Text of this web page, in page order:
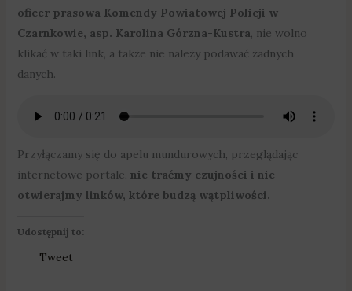
oficer prasowa Komendy Powiatowej Policji w
Czarnkowie, asp. Karolina Górzna-Kustra, nie wolno
klikać w taki link, a także nie należy podawać żadnych
danych.
Przyłączamy się do apelu mundurowych, przeglądając
internetowe portale, nie traćmy czujności i nie
otwierajmy linków, które budzą wątpliwości.
Udostępnij to:
Tweet